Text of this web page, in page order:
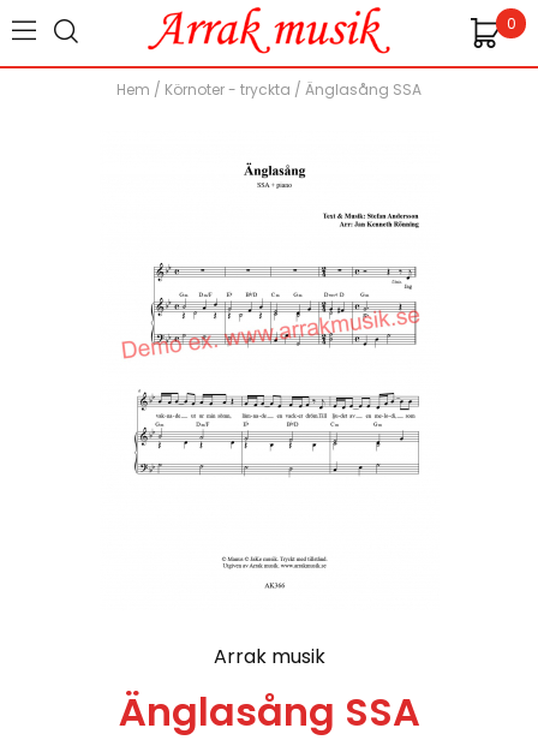
0
Hem / Körnoter - tryckta / Änglasång SSA
Arrak musik
Änglasång SSA